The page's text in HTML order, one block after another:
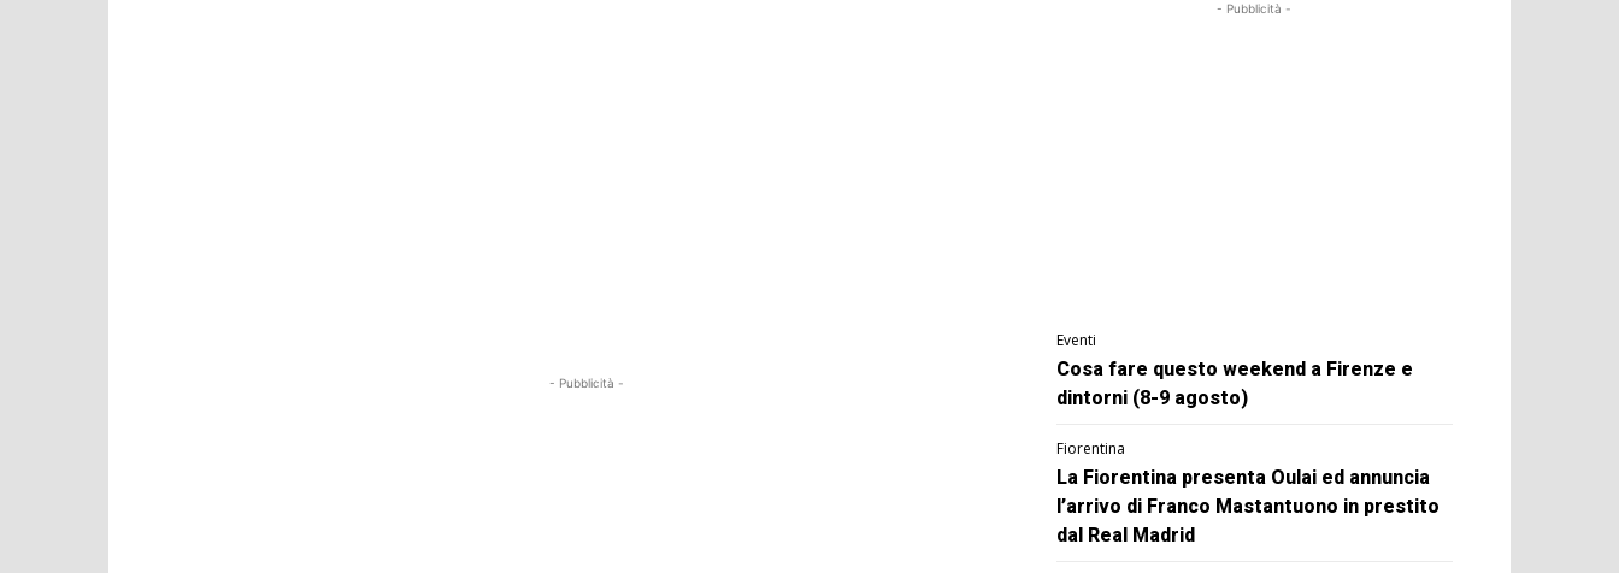
- Pubblicità -
- Pubblicità -
Eventi
Cosa fare questo weekend a Firenze e
dintorni (8-9 agosto)
Fiorentina
La Fiorentina presenta Oulai ed annuncia
l’arrivo di Franco Mastantuono in prestito
dal Real Madrid